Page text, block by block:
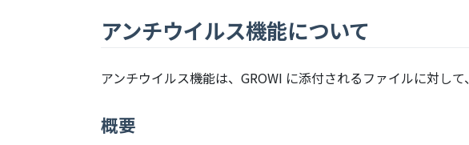
アンチウイルス機能について
アンチウイルス機能は、GROWI に添付されるファイルに対して、
概要